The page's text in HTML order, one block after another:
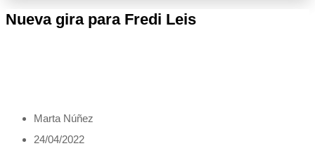
Nueva gira para Fredi Leis
Marta Núñez
24/04/2022